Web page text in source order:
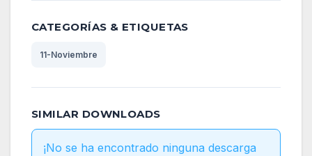
CATEGORÍAS & ETIQUETAS
11-Noviembre
SIMILAR DOWNLOADS
¡No se ha encontrado ninguna descarga